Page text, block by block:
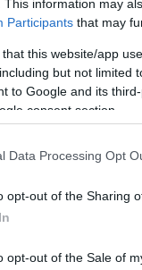
This information may
Participants that may
that this website/app
but not limited
to Google and its
consent section.
Data Processing Opt
opt-out of the Sharing
opt-out of the Sale of
PRONEWS.GR /
Πώς το
01.07.2026 |